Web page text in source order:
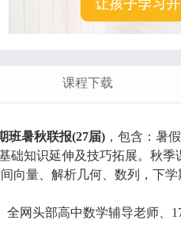
课程下载
班暑秋联报(27届) ，包含：暑
础知识延伸及技巧拓展。秋
向量、解析几何、数列，下学
全网头部高中数学辅导老师